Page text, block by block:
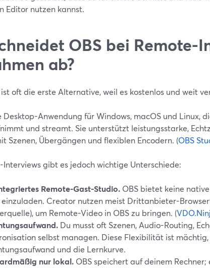
Editor nutzen kannst.
OBS bei Remote-
ab?
ist oft die erste Alternative, weil es kostenlos und weit
Desktop-Anwendung für Windows, macOS und Linux,
und streamt. Sie unterstützt leistungsstarke,
Szenen, Übergängen und flexiblen Encodern. (OBS
Interviews gibt es jedoch wichtige Unterschiede:
Remote-Gast-Studio. OBS bietet keine
einzuladen. Creator nutzen meist Drittanbieter-
um Remote-Video in OBS zu bringen. (
Du musst oft Szenen, Audio-Routing,
selbst managen. Diese Flexibilität ist
und die Lernkurve.
nur lokal. OBS speichert auf deinem